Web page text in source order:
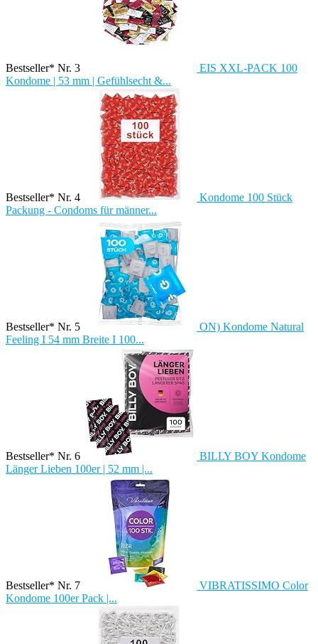
Bestseller* Nr. 3
EIS XXL-PACK 100
Kondome | 53 mm | Gefühlsecht &...
Bestseller* Nr. 4
Kondome 100 Stück
Packung - Condoms für männer...
Bestseller* Nr. 5
ON) Kondome Natural
Feeling I 54 mm Breite I 100...
Bestseller* Nr. 6
BILLY BOY Kondome
Länger Lieben 100er | 52 mm |...
Bestseller* Nr. 7
VIBRATISSIMO Color
Kondome 100er Pack |...